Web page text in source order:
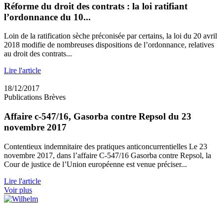
Réforme du droit des contrats : la loi ratifiant
l’ordonnance du 10...
Loin de la ratification sèche préconisée par certains, la loi du 20 avril
2018 modifie de nombreuses dispositions de l’ordonnance, relatives
au droit des contrats...
Lire l'article
18/12/2017
Publications Brèves
Affaire c-547/16, Gasorba contre Repsol du 23
novembre 2017
Contentieux indemnitaire des pratiques anticoncurrentielles Le 23
novembre 2017, dans l’affaire C-547/16 Gasorba contre Repsol, la
Cour de justice de l’Union européenne est venue préciser...
Lire l'article
Voir plus